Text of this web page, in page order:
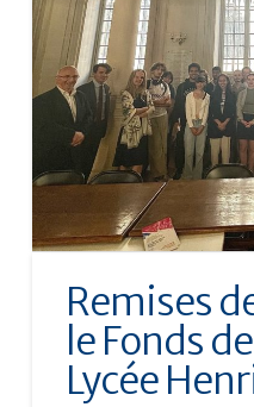
Remises
le Fonds
Lycée